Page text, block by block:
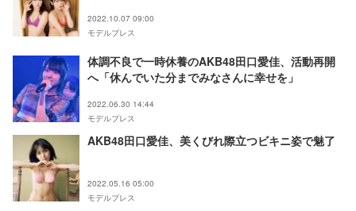
2022.10.07 09:00
モデルプレス
体調不良で一時休養のAKB48田口愛佳、活動再開
へ「休んでいた分までみなさんに幸せを」
2022.06.30 14:44
モデルプレス
AKB48田口愛佳、美くびれ際立つビキニ姿で魅了
2022.05.16 05:00
モデルプレス